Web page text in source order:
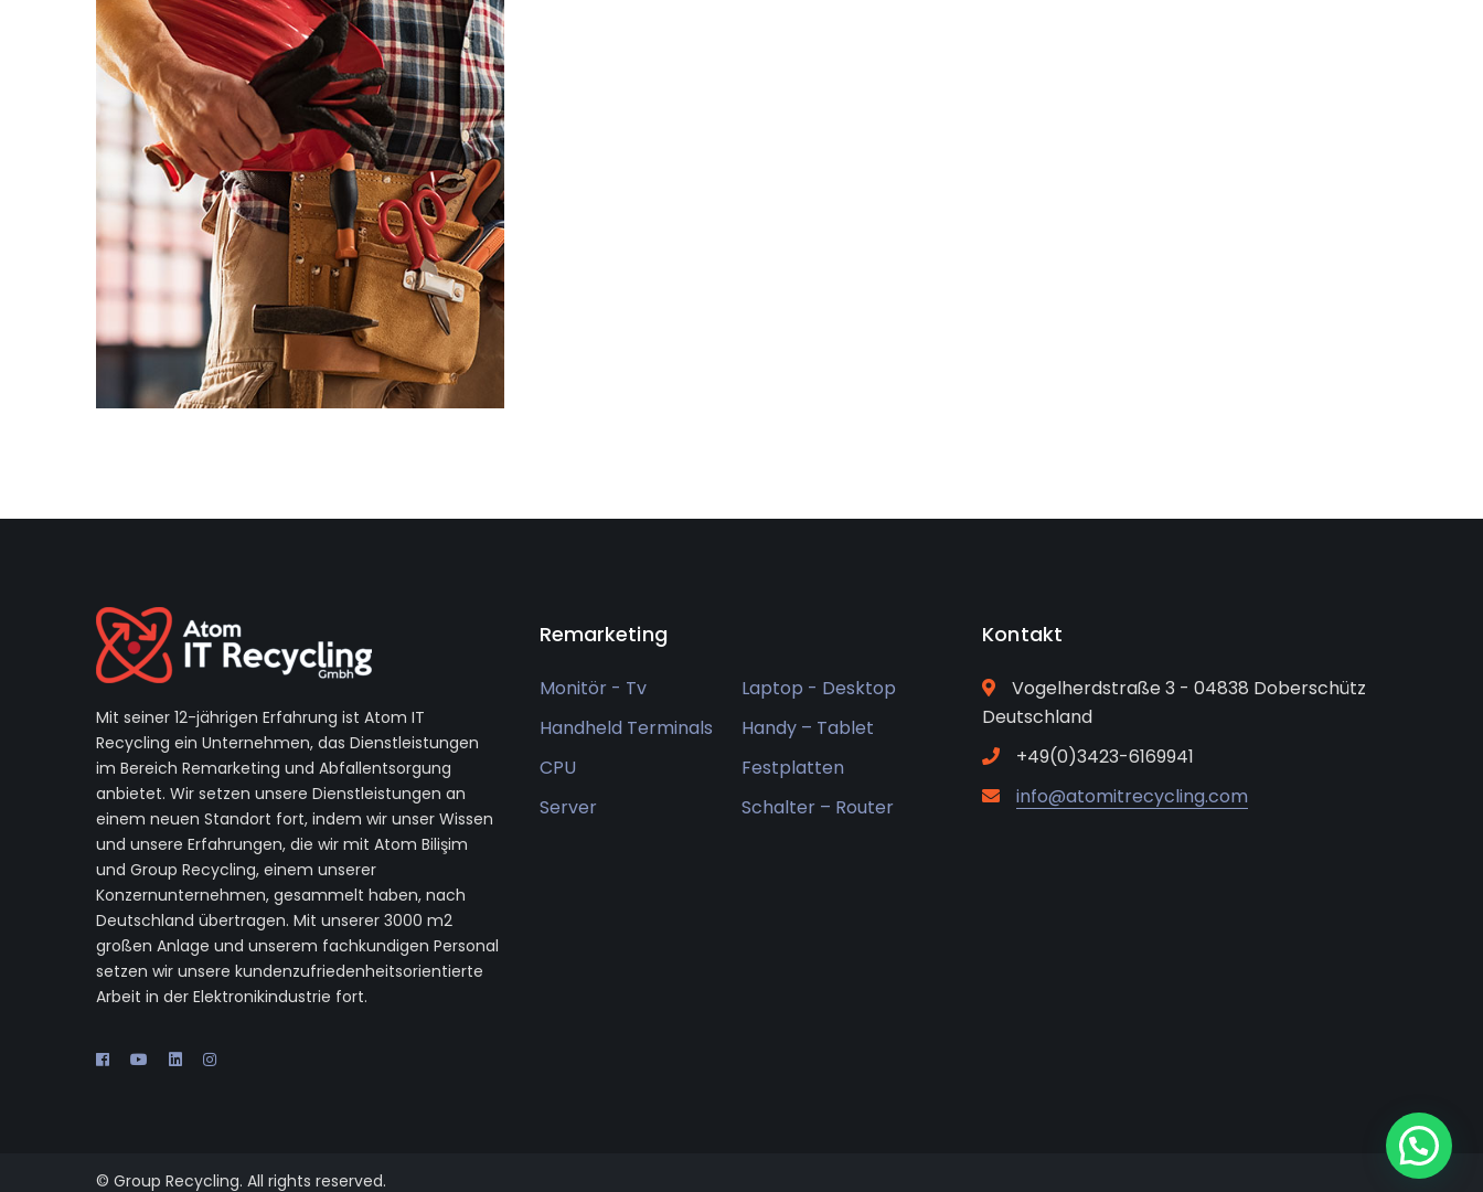
Mit seiner 12-jährigen Erfahrung ist Atom IT
Recycling ein Unternehmen, das Dienstleistungen
im Bereich Remarketing und Abfallentsorgung
anbietet. Wir setzen unsere Dienstleistungen an
einem neuen Standort fort, indem wir unser Wissen
und unsere Erfahrungen, die wir mit Atom Bilişim
und Group Recycling, einem unserer
Konzernunternehmen, gesammelt haben, nach
Deutschland übertragen. Mit unserer 3000 m2
großen Anlage und unserem fachkundigen Personal
setzen wir unsere kundenzufriedenheitsorientierte
Arbeit in der Elektronikindustrie fort.
Remarketing
Monitör - Tv
Laptop - Desktop
Handheld Terminals
Handy – Tablet
CPU
Festplatten
Server
Schalter – Router
Kontakt
Vogelherdstraße 3 - 04838 Doberschütz
Deutschland
+49(0)3423-6169941
info@atomitrecycling.com
© Group Recycling. All rights reserved.